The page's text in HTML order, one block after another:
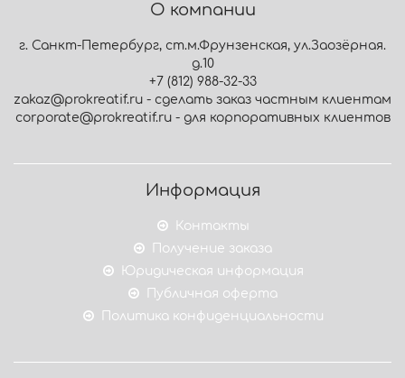
О компании
г. Санкт-Петербург, ст.м.Фрунзенская, ул.Заозёрная.
д.10
+7 (812) 988-32-33
zakaz@prokreatif.ru - сделать заказ частным клиентам
corporate@prokreatif.ru - для корпоративных клиентов
Информация
Контакты
Получение заказа
Юридическая информация
Публичная оферта
Политика конфиденциальности